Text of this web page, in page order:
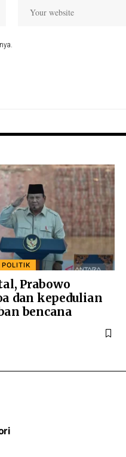
POLITIK
Prabowo
dan kepedulian
bencana